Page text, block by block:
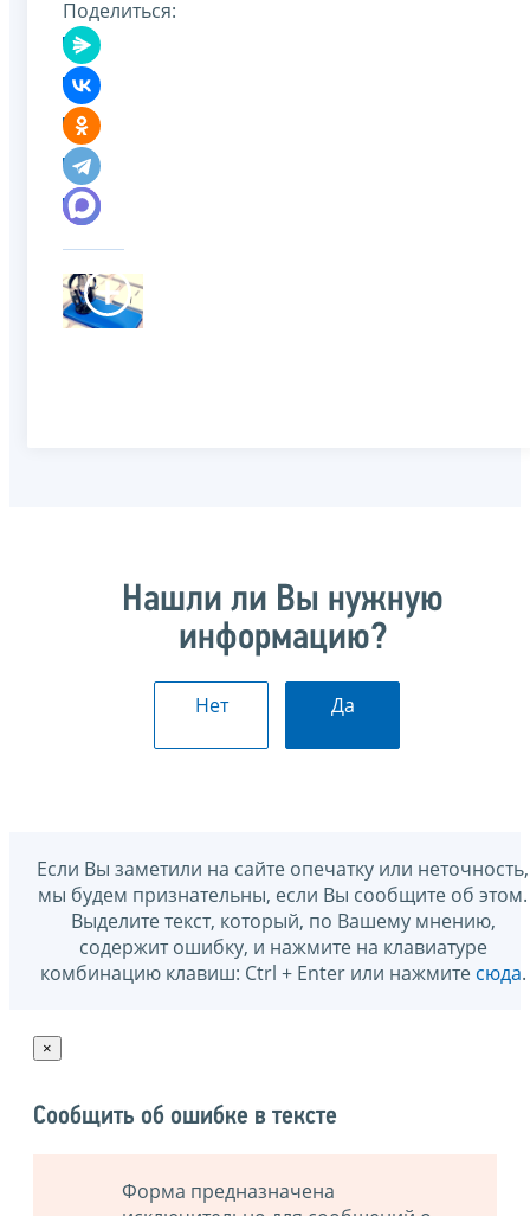
Поделиться:
Нашли ли Вы нужную
информацию?
Нет Да
Если Вы заметили на сайте опечатку или неточность,
мы будем признательны, если Вы сообщите об этом.
Выделите текст, который, по Вашему мнению,
содержит ошибку, и нажмите на клавиатуре
комбинацию клавиш: Ctrl + Enter или нажмите сюда.
×
Сообщить об ошибке в тексте
Форма предназначена